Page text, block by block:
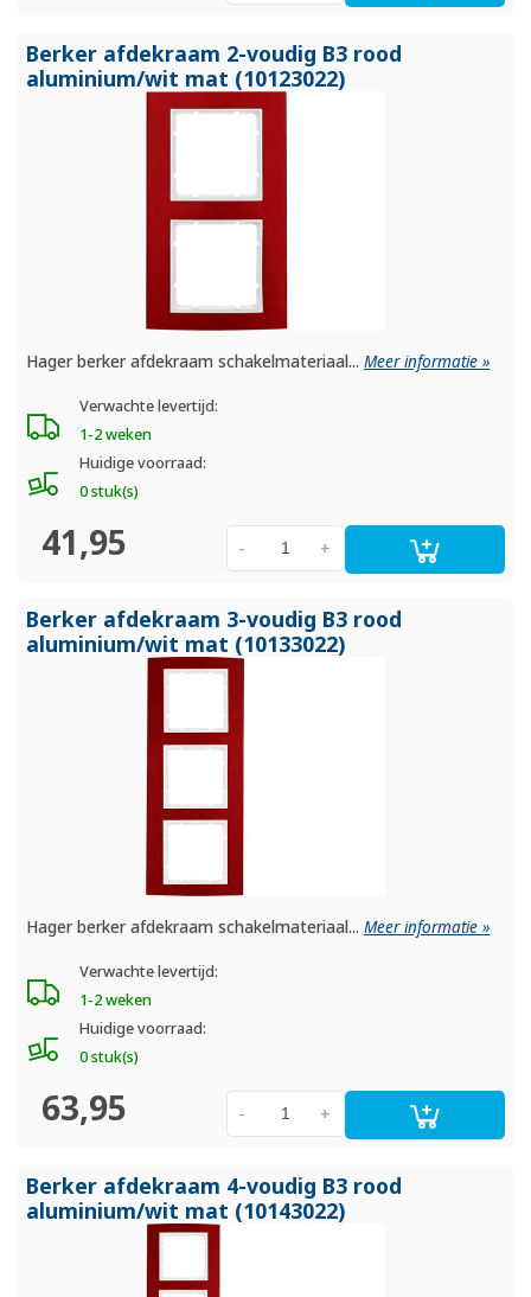
Berker afdekraam 2-voudig B3 rood
aluminium/wit mat (10123022)
Hager berker afdekraam schakelmateriaal...Meer informatie »
Verwachte levertijd:
1-2 weken
Huidige voorraad:
0 stuk(s)
41,95 +
-
Berker afdekraam 3-voudig B3 rood
aluminium/wit mat (10133022)
Hager berker afdekraam schakelmateriaal...Meer informatie »
Verwachte levertijd:
1-2 weken
Huidige voorraad:
0 stuk(s)
63,95 +
-
Berker afdekraam 4-voudig B3 rood
aluminium/wit mat (10143022)